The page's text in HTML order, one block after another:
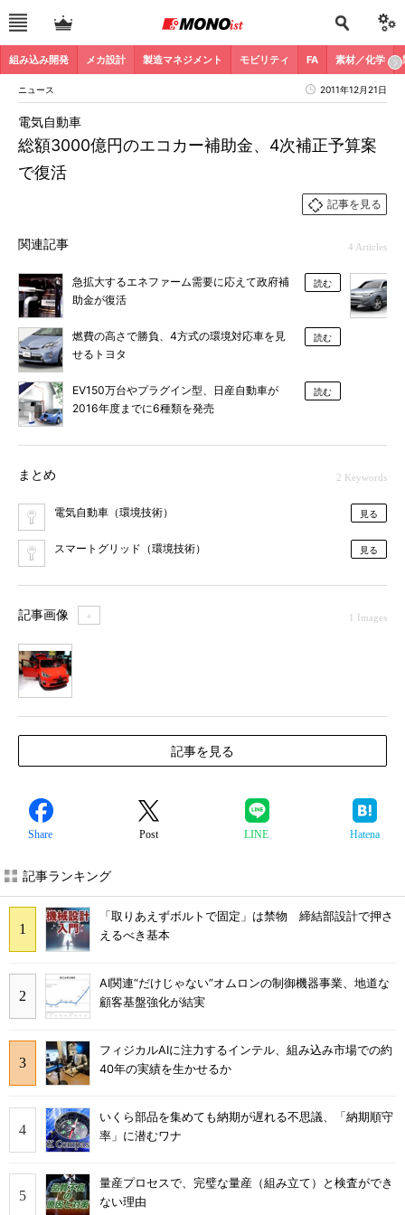
組み込み開発 メカ設計 製造マネジメント モビリティ FA 素材／化学
ニュース 2011年12月21日
総額3000億円のエコカー補助金、4次補正予算案
で復活
電気自動車
記事を見る
関連記事 4 Articles
急拡大するエネファーム需要に応えて政府補
助金が復活
読む
燃費の高さで勝負、4方式の環境対応車を見
せるトヨタ
読む
EV150万台やプラグイン型、日産自動車が
2016年度までに6種類を発売
読む
まとめ 2 Keywords
電気自動車（環境技術） 見る
スマートグリッド（環境技術） 見る
記事画像 ＋ 1 Images
記事を見る
Share Post LINE Hatena
記事ランキング
「取りあえずボルトで固定」は禁物 締結部設計で押さ
えるべき基本
AI関連“だけじゃない”オムロンの制御機器事業、地道な
顧客基盤強化が結実
フィジカルAIに注力するインテル、組み込み市場での約
40年の実績を生かせるか
いくら部品を集めても納期が遅れる不思議、「納期順守
率」に潜むワナ
量産プロセスで、完璧な量産（組み立て）と検査ができ
ない理由